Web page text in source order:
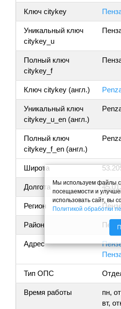
Ключ citykey
Уникальный ключ
citykey_u
Полный ключ
citykey_f
Ключ citykey (англ.)
Уникальный ключ
citykey_u_en (англ.)
Полный ключ
citykey_f_en (англ.)
Широта
Долгота
Регион
Район
Адрес
Тип ОПС
Время работы
пн,
вт,
Мы используем файлы
посещаемости и
использовать сайт, вы
Политикой обработки